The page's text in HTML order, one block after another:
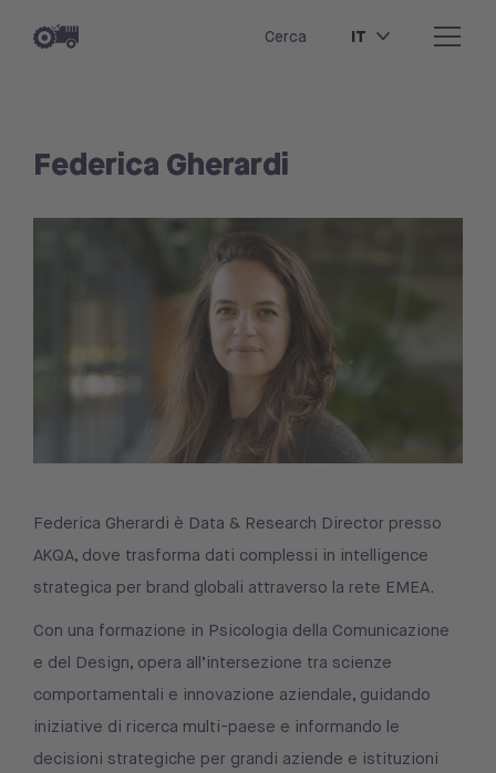
Cerca IT
Federica Gherardi
Federica Gherardi è Data & Research Director presso
AKQA, dove trasforma dati complessi in intelligence
strategica per brand globali attraverso la rete EMEA.
Con una formazione in Psicologia della Comunicazione
e del Design, opera all’intersezione tra scienze
comportamentali e innovazione aziendale, guidando
iniziative di ricerca multi-paese e informando le
decisioni strategiche per grandi aziende e istituzioni